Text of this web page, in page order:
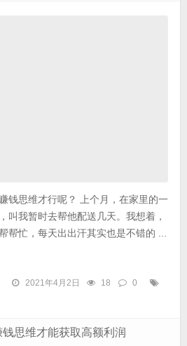
钱思维才行呢？ 上个月，在家里的一
叫我暂时去帮他配送几天。我想着，
帮忙，每天出出汗其实也是不错的 ...
2021年4月2日 18
0
思维才能获取高额利润